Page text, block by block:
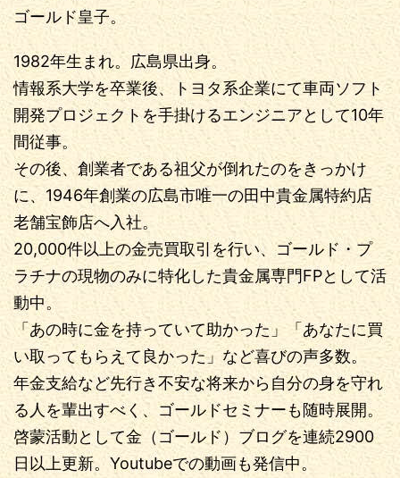
ゴールド皇子。
1982年生まれ。広島県出身。
情報系大学を卒業後、トヨタ系企業にて車両ソフト
開発プロジェクトを手掛けるエンジニアとして10年
間従事。
その後、創業者である祖父が倒れたのをきっかけ
に、1946年創業の広島市唯一の田中貴金属特約店
老舗宝飾店へ入社。
20,000件以上の金売買取引を行い、ゴールド・プ
ラチナの現物のみに特化した貴金属専門FPとして活
動中。
「あの時に金を持っていて助かった」「あなたに買
い取ってもらえて良かった」など喜びの声多数。
年金支給など先行き不安な将来から自分の身を守れ
る人を輩出すべく、ゴールドセミナーも随時展開。
啓蒙活動として金（ゴールド）ブログを連続2900
日以上更新。Youtubeでの動画も発信中。